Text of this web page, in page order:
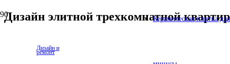
Дизайн и
ремонт
Керамическая плитка
Дизайн элитной трехкомнатной